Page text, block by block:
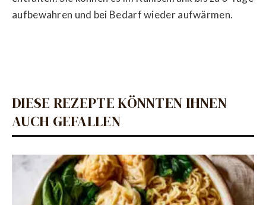
aufbewahren und bei Bedarf wieder aufwärmen.
DIESE REZEPTE KÖNNTEN IHNEN
AUCH GEFALLEN